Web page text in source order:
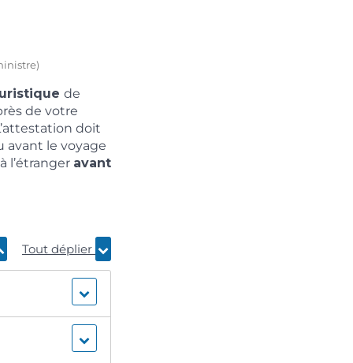
de
de votre
doit
avant le voyage
l’étranger avant
Tout déplier